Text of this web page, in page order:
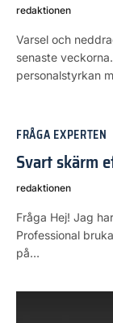
redaktionen
Varsel och
senaste
personalstyrkan
FRÅGA EXPERTEN
Svart skärm
redaktionen
Fråga Hej! Jag
Professional
på…